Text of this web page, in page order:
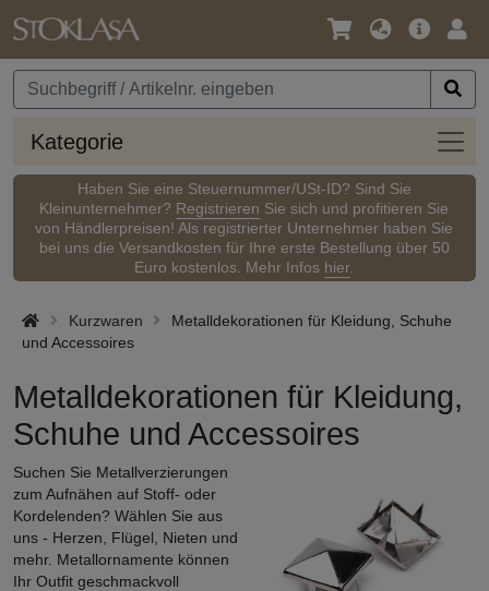
Sprache
Währung
Kategorie
Haben Sie eine Steuernummer/USt-ID? Sind Sie
Kleinunternehmer? Registrieren Sie sich und profitieren Sie
von Händlerpreisen! Als registrierter Unternehmer haben Sie
bei uns die Versandkosten für Ihre erste Bestellung über 50
Euro kostenlos. Mehr Infos hier.
Kurzwaren
Metalldekorationen für Kleidung, Schuhe
und Accessoires
Metalldekorationen für Kleidung,
Schuhe und Accessoires
Suchen Sie Metallverzierungen
zum Aufnähen auf Stoff- oder
Kordelenden? Wählen Sie aus
uns - Herzen, Flügel, Nieten und
mehr. Metallornamente können
Ihr Outfit geschmackvoll